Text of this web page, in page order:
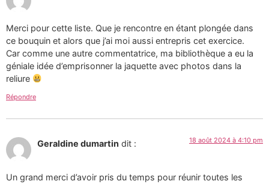
Merci pour cette liste. Que je rencontre en étant plongée dans
ce bouquin et alors que j’ai moi aussi entrepris cet exercice.
Car comme une autre commentatrice, ma bibliothèque a eu la
géniale idée d’emprisonner la jaquette avec photos dans la
reliure
Répondre
Geraldine dumartin dit : 18 août 2024 à 4:10 pm
Un grand merci d’avoir pris du temps pour réunir toutes les